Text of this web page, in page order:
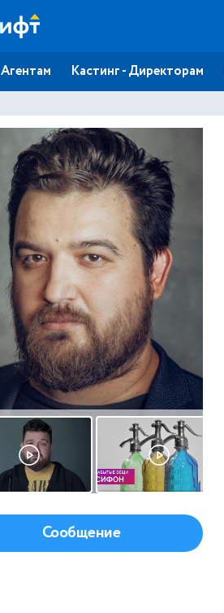
Агентам Кастинг - Директорам
Сообщение